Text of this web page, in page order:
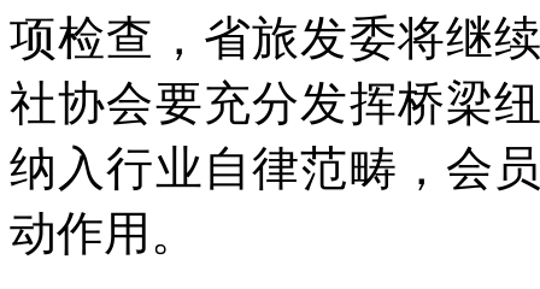
项检查，省旅发委将继
社协会要充分发挥桥梁
纳入行业自律范畴，会
动作用。